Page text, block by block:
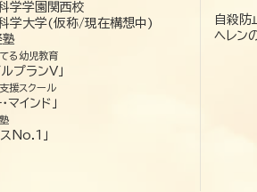
学学園関西校
学大学(仮称/現在構想中)
塾
る幼児教育
ルプランV」
援スクール
マインド」
スNo.1」
自殺防
ヘレン